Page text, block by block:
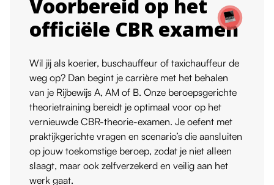
Voorbereid op het
officiële CBR examen
Wil jij als koerier, buschauffeur of taxichauffeur de
weg op? Dan begint je carrière met het behalen
van je Rijbewijs A, AM of B. Onze beroepsgerichte
theorietraining bereidt je optimaal voor op het
vernieuwde CBR-theorie-examen. Je oefent met
praktijkgerichte vragen en scenario’s die aansluiten
op jouw toekomstige beroep, zodat je niet alleen
slaagt, maar ook zelfverzekerd en veilig aan het
werk gaat.